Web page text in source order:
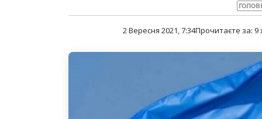
2 Вересня 2021, 7:34Прочитаєте за: 9